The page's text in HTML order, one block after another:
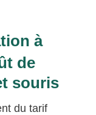
à
de
souris
du tarif